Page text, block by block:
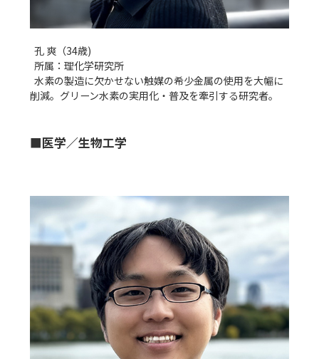
  孔 爽（34歳)
  所属：理化学研究所
  水素の製造に欠かせない触媒の希少金属の使用を大幅に
■医学／生物工学